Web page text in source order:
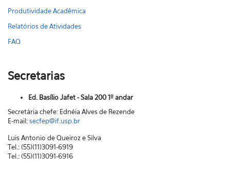
Produtividade Acadêmica
Relatórios de Atividades
FAQ
Secretarias
Ed. Basílio Jafet - Sala 200 1o andar
Secretária chefe: Ednéia Alves de Rezende
E-mail:secfep@if.usp.br
Luis Antonio de Queiroz e Silva
Tel.: (55)(11)3091-6919
Tel.: (55)(11)3091-6916